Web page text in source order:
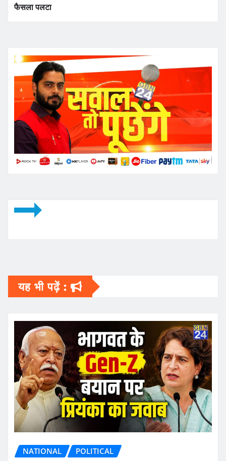
फैसला पलटा
यह भी पढ़ें :
NATIONAL POLITICAL